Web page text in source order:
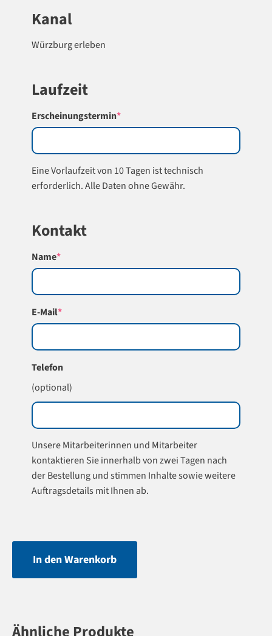
Kanal
Würzburg erleben
Laufzeit
Erscheinungstermin*(required)
Eine Vorlaufzeit von 10 Tagen ist technisch
erforderlich. Alle Daten ohne Gewähr.
Kontakt
Name*(required)
E-Mail*(required)
Telefon
(optional)
Unsere Mitarbeiterinnen und Mitarbeiter
kontaktieren Sie innerhalb von zwei Tagen nach
der Bestellung und stimmen Inhalte sowie weitere
Auftragsdetails mit Ihnen ab.
In den Warenkorb